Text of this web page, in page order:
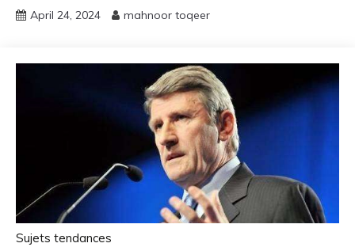
April 24, 2024 mahnoor toqeer
Sujets tendances